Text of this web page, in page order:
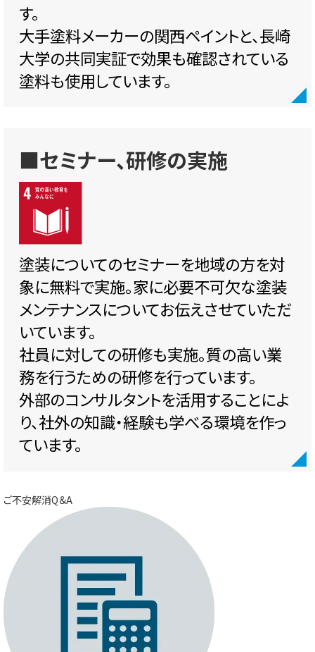
す。
大手塗料メーカーの関西ペイントと、長崎
大学の共同実証で効果も確認されている
塗料も使用しています。
■セミナー、研修の実施
塗装についてのセミナーを地域の方を対
象に無料で実施。家に必要不可欠な塗装
メンテナンスについてお伝えさせていただ
いています。
社員に対しての研修も実施。質の高い業
務を行うための研修を行っています。
外部のコンサルタントを活用することによ
り、社外の知識・経験も学べる環境を作っ
ています。
ご不安解消Q＆A